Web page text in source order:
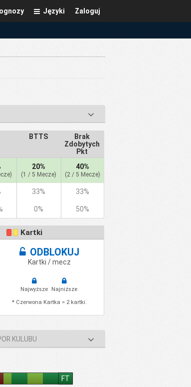
Zaloguj
Języki
BTTS
Brak
Zdobytych
Pkt
20%
(1 / 5 Mecze)
40%
(2 / 5 Mecze)
33% 33%
0% 50%
Kartki
ODBLOKUJ
Kartki / mecz
Najwyższe
Najniższe
* Czerwona Kartka = 2 kartki.
KULUBU
FT